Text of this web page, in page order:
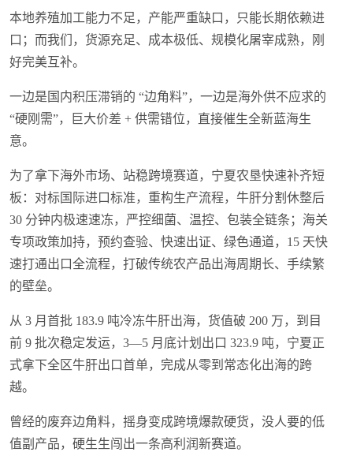
本地养殖加工能力不足，产能严重缺口，只能长期依赖进
口；而我们，货源充足、成本极低、规模化屠宰成熟，刚
好完美互补。
一边是国内积压滞销的 “边角料”，一边是海外供不应求的
“硬刚需”，巨大价差 + 供需错位，直接催生全新蓝海生
意。
为了拿下海外市场、站稳跨境赛道，宁夏农垦快速补齐短
板：对标国际进口标准，重构生产流程，牛肝分割休整后
30 分钟内极速速冻，严控细菌、温控、包装全链条；海关
专项政策加持，预约查验、快速出证、绿色通道，15 天快
速打通出口全流程，打破传统农产品出海周期长、手续繁
的壁垒。
从 3 月首批 183.9 吨冷冻牛肝出海，货值破 200 万，到目
前 9 批次稳定发运，3—5 月底计划出口 323.9 吨，宁夏正
式拿下全区牛肝出口首单，完成从零到常态化出海的跨
越。
曾经的废弃边角料，摇身变成跨境爆款硬货，没人要的低
值副产品，硬生生闯出一条高利润新赛道。